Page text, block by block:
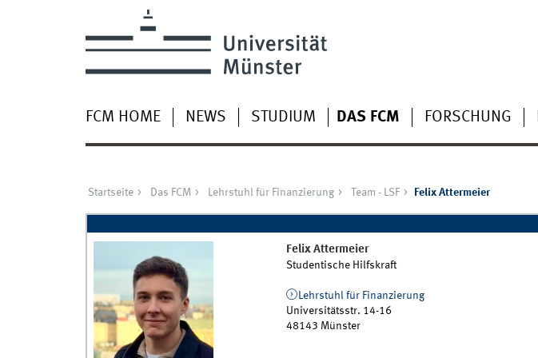
FCM HOME NEWS STUDIUM DAS FCM FORSCHUNG
Startseite Das FCM Lehrstuhl für Finanzierung Team - LSF Felix Attermeier
Felix Attermeier
Studentische Hilfskraft
Lehrstuhl für Finanzierung
Universitätsstr. 14-16
48143 Münster